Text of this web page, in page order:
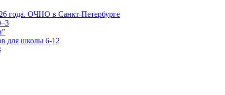
года. ОЧНО в Санкт-Петербурге
для школы 6-12